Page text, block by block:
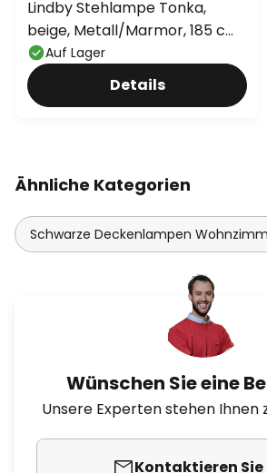
Lindby Stehlampe Tonka,
beige, Metall/Marmor, 185 cm,
E27Auf Lager
Details
Ähnliche Kategorien
Schwarze Deckenlampen
Wünschen Sie eine
Unsere Experten stehen Ihnen
Kontaktieren Sie